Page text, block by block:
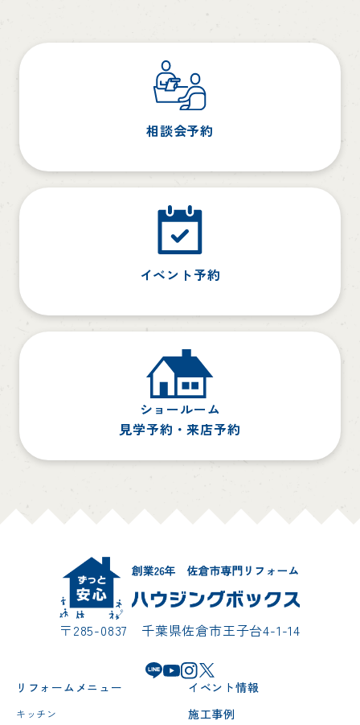
相談会予約
イベント予約
ショールーム
見学予約・来店予約
〒285-0837 千葉県佐倉市王子台4-1-14
リフォームメニュー
キッチン
イベント情報
施工事例